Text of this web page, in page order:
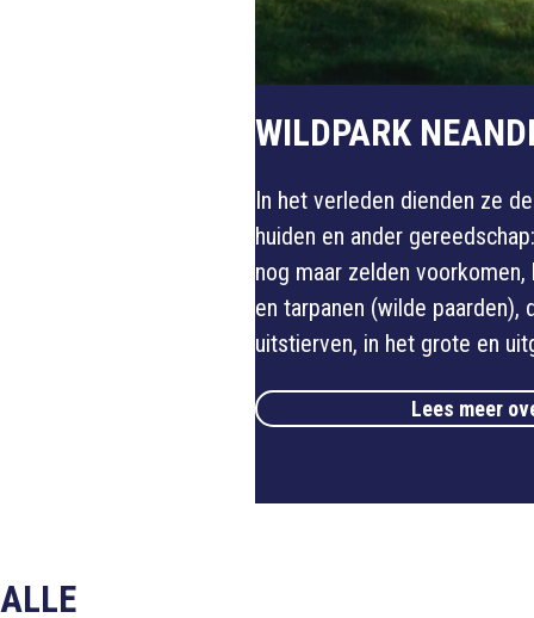
WILDPARK
In het verleden dienden ze
huiden en ander
nog maar zelden
en tarpanen (wilde paarden),
uitstierven, in het grote en
Lees meer
ALLE